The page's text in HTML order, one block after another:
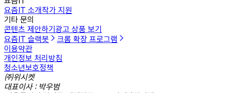
요즘IT 소개작가 지원
기타 문의
콘텐츠 제안하기 광고 상품 보기
요즘IT 슬랙봇
크롬 확장 프로그램
이용약관
개인정보 처리방침
청소년보호정책
㈜위시켓
대표이사 : 박우범